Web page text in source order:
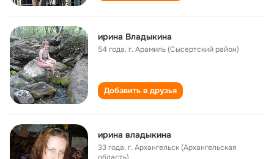
ирина Владыкина
54 года,г. Арамиль (Сысертский район)
Добавить в друзья
ирина владыкина
33 года,г. Архангельск (Архангельская